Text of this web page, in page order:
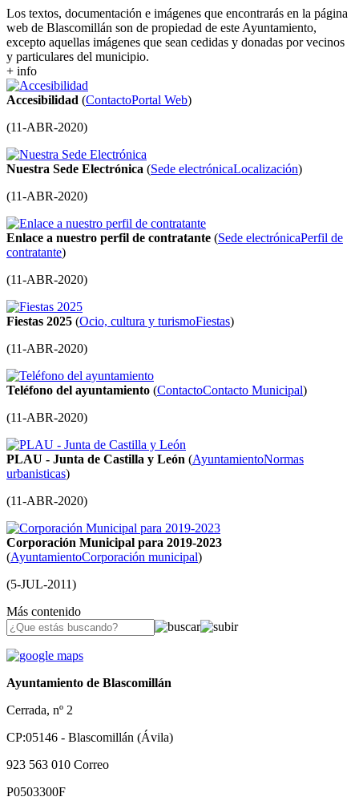
Los textos, documentación e imágenes que encontrarás en la página
web de Blascomillán son de propiedad de este Ayuntamiento,
excepto aquellas imágenes que sean cedidas y donadas por vecinos
y particulares del municipio.
+ info
Accesibilidad (ContactoPortal Web)
(11-ABR-2020)
Nuestra Sede Electrónica (Sede electrónicaLocalización)
(11-ABR-2020)
Enlace a nuestro perfil de contratante (Sede electrónicaPerfil de
contratante)
(11-ABR-2020)
Fiestas 2025 (Ocio, cultura y turismoFiestas)
(11-ABR-2020)
Teléfono del ayuntamiento (ContactoContacto Municipal)
(11-ABR-2020)
PLAU - Junta de Castilla y León (AyuntamientoNormas
urbanisticas)
(11-ABR-2020)
Corporación Municipal para 2019-2023
(AyuntamientoCorporación municipal)
(5-JUL-2011)
Más contenido
Ayuntamiento de Blascomillán
Cerrada, nº 2
CP:05146 - Blascomillán (Ávila)
923 563 010 Correo
P0503300F